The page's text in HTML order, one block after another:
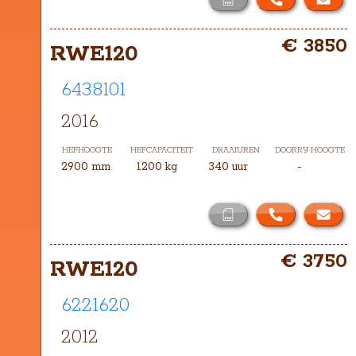
RWE120
6438101
2016
HEFHOOGTE HEFCAPACITEIT DRAAIUREN DOORRIJ HOOGTE
2900 mm 1200 kg 340 uur -
€ 3850
RWE120
6221620
2012
€ 3750